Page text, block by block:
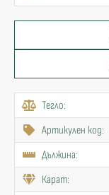
Тегло:
Артикулен код:
Дължина:
Карат: